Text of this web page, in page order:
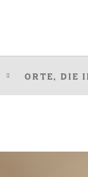
ORTE, DIE